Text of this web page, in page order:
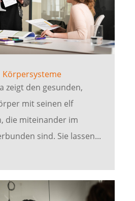
Körpersysteme
zeigt den gesunden,
mit seinen elf
die miteinander im
sind. Sie lassen...